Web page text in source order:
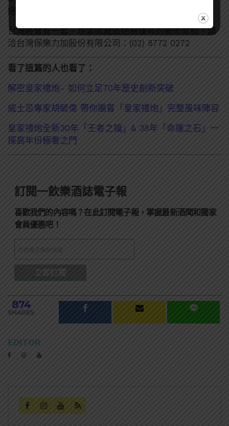
絕對是最為頂奢的收藏品。
台灣將會有一套。想要收藏這絕無僅有的藝術套組，請
洽台灣保樂力加股份有限公司：(02) 8772 0272
看了這篇的人也看了：
解密皇家禮炮- 如何立足70年歷史創新突破
威士忌專家胡毓偉 帶你遍嘗「皇家禮炮」完整風味陣容
皇家禮炮全新30年「王者之鑰」& 38年「命運之石」一
探高年份極奢之門
訂閱一飲樂酒誌電子報
喜歡我們的內容嗎？在此訂閱電子報，掌握最新酒聞和獨家
會員優惠吧！
874
SHARES
EDITOR